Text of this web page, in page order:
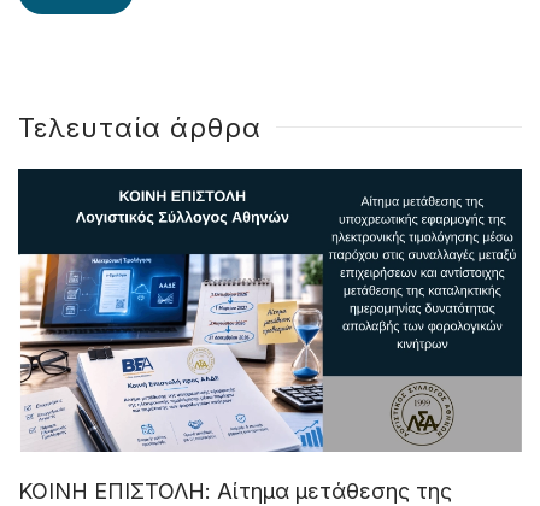
Τελευταία άρθρα
ΚΟΙΝΗ ΕΠΙΣΤΟΛΗ: Αίτημα μετάθεσης της